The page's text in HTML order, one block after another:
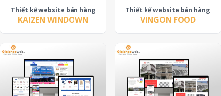
Thiết kế website bán hàng
KAIZEN WINDOWN
Thiết kế website bán hàng
VINGON FOOD